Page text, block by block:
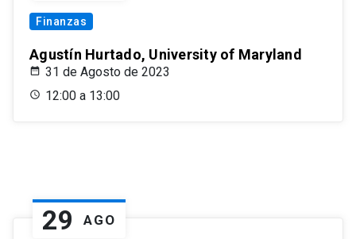
Finanzas
Agustín Hurtado, University of Maryland
31 de Agosto de 2023
12:00 a 13:00
29 AGO